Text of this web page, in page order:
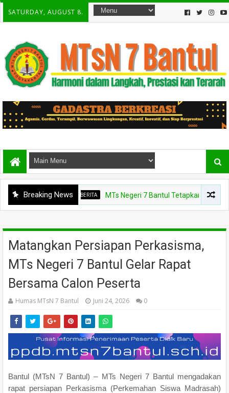
SATURDAY, AUGUST 8.
Breaking News
BERITA MTs Negeri 7 Bantul Tetapkan Tiga Agen
Matangkan Persiapan Perkasisma,
MTs Negeri 7 Bantul Gelar Rapat
Bersama Calon Peserta
Humas MTsN 7 Bantul Juni 24, 2026 0
Bantul (MTsN 7 Bantul) – MTs Negeri 7 Bantul mengadakan
rapat persiapan Perkasisma (Perkemahan Siswa Madrasah)